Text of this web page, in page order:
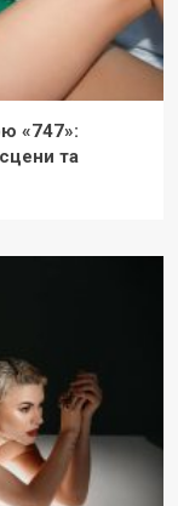
«747»:
та